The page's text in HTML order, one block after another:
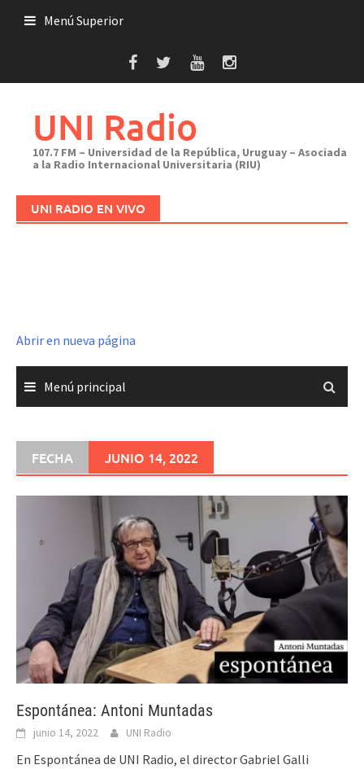
Menú Superior
UNI Radio
107.7 FM – Universidad de la República, Uruguay – Asociada
a la Radio Internacional Universitaria (RIU)
UNI RADIO EN VIVO
Abrir en nueva página
Menú principal
FECHA JUNIO 14, 2022
Espontánea: Antoni Muntadas
junio 14, 2022 UNI Radio
En Espontánea de UNI Radio, el director Gabriel Galli